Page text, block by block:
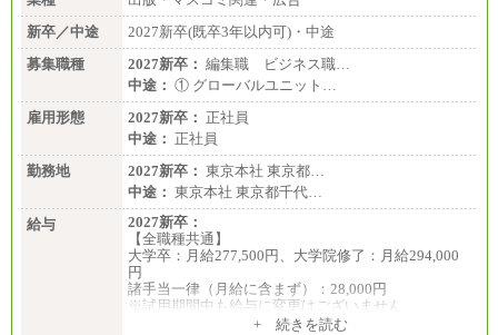
新卒／中途
2027新卒(既卒3年以内可)・中途
募集職種
2027新卒： 編集職 ビジネス職…
中途： ① グローバルユニット…
雇用形態
2027新卒： 正社員
中途： 正社員
勤務地
2027新卒： 東京本社 東京都…
中途： 東京本社 東京都千代…
給与
2027新卒：
【全職種共通】
大学卒：月給277,500円、大学院修了：月給294,000
円
諸手当一律（月給に含まず）：28,000円
※試用期間中も給与に変更はございません
+ 続きを読む